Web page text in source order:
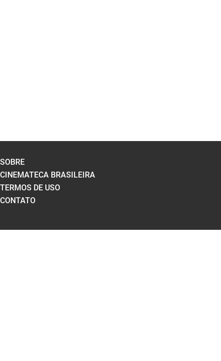
SOBRE
CINEMATECA BRASILEIRA
TERMOS DE USO
CONTATO